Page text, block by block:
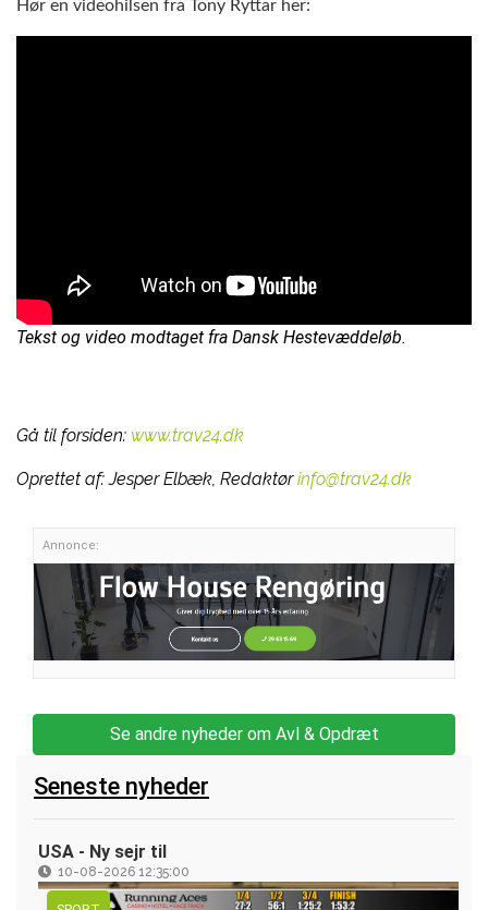
Hør en videohilsen fra Tony Ryttar her:
Tekst og video modtaget fra Dansk Hestevæddeløb.
Gå til forsiden: www.trav24.dk
Oprettet af:Jesper Elbæk, Redaktør info@trav24.dk
Annonce:
Se andre nyheder om Avl & Opdræt
Seneste nyheder
USA - Ny sejr til
10-08-2026 12:35:00